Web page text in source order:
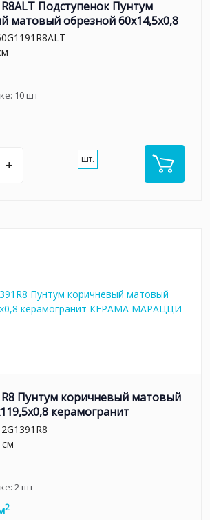
Подступенок Пунтум
матовый обрезной 60x14,5x0,8
10шт
+ шт.
Пунтум коричневый матовый
керамогранит
2шт
2